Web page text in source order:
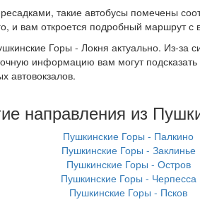
такие автобусы помечены
и вам откроется подробный маршрут
Горы - Локня актуально. Из-за
информацию вам могут
автовокзалов.
направления из
Пушкинские Горы - Палкино
Пушкинские Горы - Заклинье
Пушкинские Горы - Остров
Пушкинские Горы - Черпесса
Пушкинские Горы - Псков